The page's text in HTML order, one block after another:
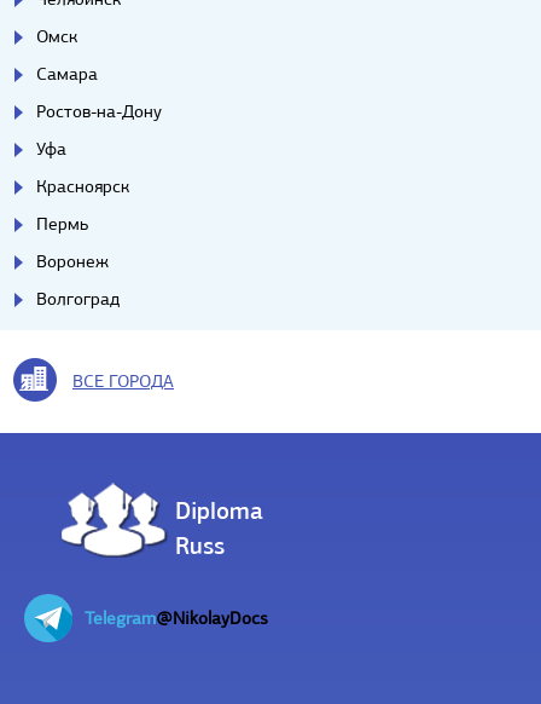
Омск
Самара
Ростов-на-Дону
Уфа
Красноярск
Пермь
Воронеж
Волгоград
ВСЕ ГОРОДА
Diploma
Russ
Telegram@NikolayDocs